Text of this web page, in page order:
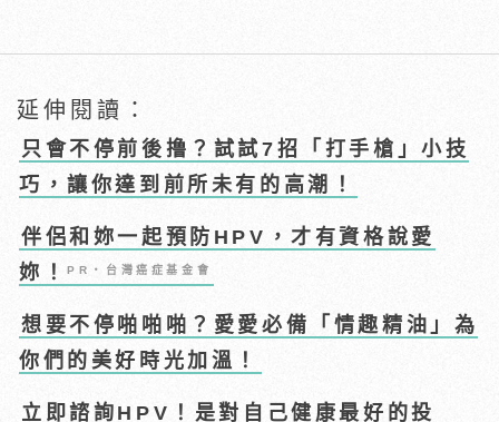
延伸閱讀：
只會不停前後撸？試試7招「打手槍」小技
巧，讓你達到前所未有的高潮！
伴侶和妳一起預防HPV，才有資格說愛
妳！PR・台灣癌症基金會
想要不停啪啪啪？愛愛必備「情趣精油」為
你們的美好時光加溫！
立即諮詢HPV！是對自己健康最好的投